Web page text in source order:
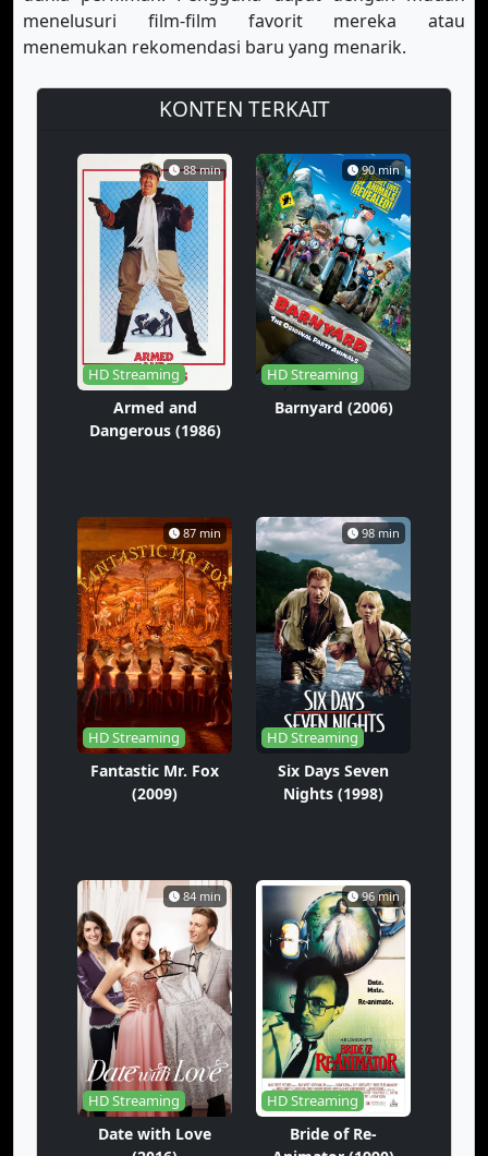
menelusuri film-film favorit mereka atau
menemukan rekomendasi baru yang menarik.
KONTEN TERKAIT
88 min
HD Streaming
Armed and
Dangerous (1986)
90 min
HD Streaming
Barnyard (2006)
87 min
HD Streaming
Fantastic Mr. Fox
(2009)
98 min
HD Streaming
Six Days Seven
Nights (1998)
84 min
HD Streaming
Date with Love
96 min
HD Streaming
Bride of Re-